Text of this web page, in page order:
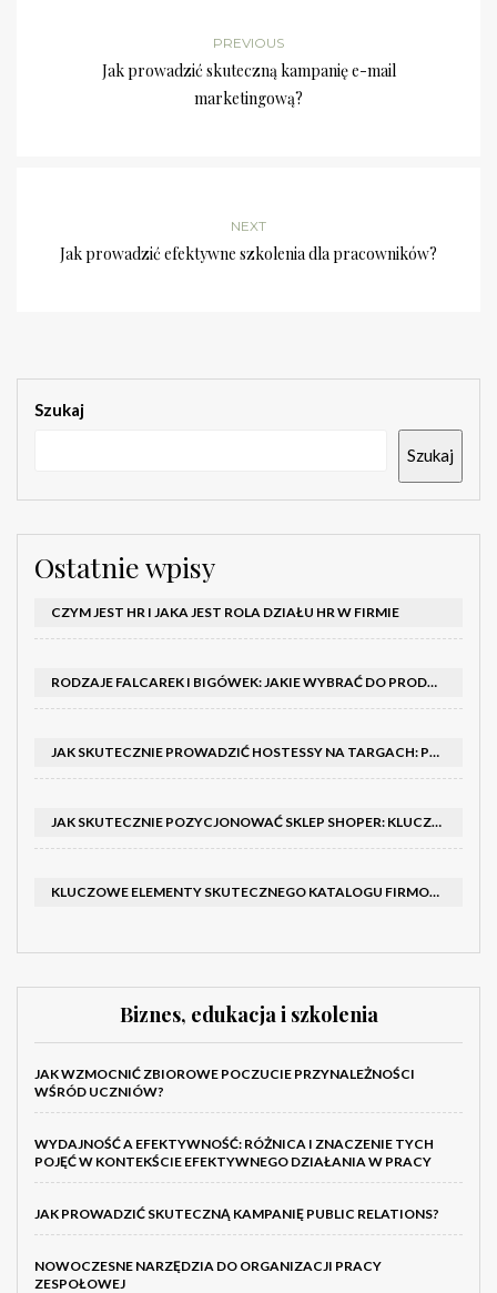
PREVIOUS
Jak prowadzić skuteczną kampanię e-mail
marketingową?
NEXT
Jak prowadzić efektywne szkolenia dla pracowników?
Szukaj
Szukaj
Ostatnie wpisy
CZYM JEST HR I JAKA JEST ROLA DZIAŁU HR W FIRMIE
RODZAJE FALCAREK I BIGÓWEK: JAKIE WYBRAĆ DO PRODUKCJI?
JAK SKUTECZNIE PROWADZIĆ HOSTESSY NA TARGACH: PORADNIK I SZKOLENIA
JAK SKUTECZNIE POZYCJONOWAĆ SKLEP SHOPER: KLUCZOWE KROKI I STRATEGIE
KLUCZOWE ELEMENTY SKUTECZNEGO KATALOGU FIRMOWEGO I BROSZURY
Biznes, edukacja i szkolenia
JAK WZMOCNIĆ ZBIOROWE POCZUCIE PRZYNALEŻNOŚCI
WŚRÓD UCZNIÓW?
WYDAJNOŚĆ A EFEKTYWNOŚĆ: RÓŻNICA I ZNACZENIE TYCH
POJĘĆ W KONTEKŚCIE EFEKTYWNEGO DZIAŁANIA W PRACY
JAK PROWADZIĆ SKUTECZNĄ KAMPANIĘ PUBLIC RELATIONS?
NOWOCZESNE NARZĘDZIA DO ORGANIZACJI PRACY
ZESPOŁOWEJ